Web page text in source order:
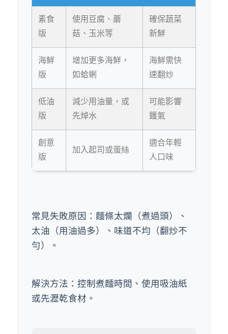
素食
版
使用豆腐、蘑
菇、玉米等
確保蔬菜
新鮮
海鮮
版
增加更多海鮮，
如蛤蜊
海鮮需快
速翻炒
低油
版
減少用油量，或
先焯水
可能影響
鑊氣
創意
版
加入起司或蛋絲
適合年輕
人口味
常見失敗原因：麵條太爛（煮過頭）、
太油（用油過多）、味道不均（翻炒不
勻）。
解決方法：控制煮麵時間、使用吸油紙
或先瀝乾食材。